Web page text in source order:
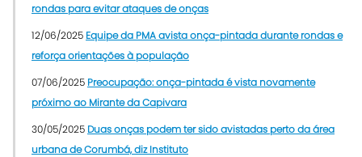
rondas para evitar ataques de onças
12/06/2025 Equipe da PMA avista onça-pintada durante rondas e
reforça orientações à população
07/06/2025 Preocupação: onça-pintada é vista novamente
próximo ao Mirante da Capivara
30/05/2025 Duas onças podem ter sido avistadas perto da área
urbana de Corumbá, diz Instituto